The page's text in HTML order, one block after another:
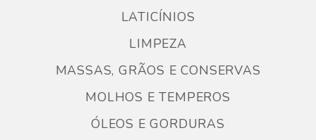
LATICÍNIOS
LIMPEZA
MASSAS, GRÃOS E CONSERVAS
MOLHOS E TEMPEROS
ÓLEOS E GORDURAS